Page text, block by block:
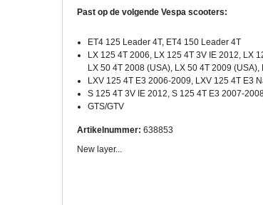
Past op de volgende Vespa scooters:
ET4 125 Leader 4T, ET4 150 Leader 4T
LX 125 4T 2006, LX 125 4T 3V IE 2012, LX
LX 50 4T 2008 (USA), LX 50 4T 2009
LXV 125 4T E3 2006-2009, LXV 125 4T E3
S 125 4T 3V IE 2012, S 125 4T E3 2007-
GTS/GTV
Artikelnummer: 638853
New layer...